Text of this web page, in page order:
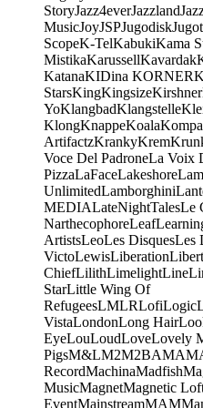
StoryJazz4everJazzland
MusicJoyJSPJugodisk
ScopeK-TelKabukiKama
MistikaKarussellKavardak
KatanaKIDina KORNER
StarsKingKingsizeKirshner
YoKlangbadKlangstelle
KlongKnappeKoala
ArtifactzKrankyKrem
Voce Del PadroneLa Voix
PizzaLaFaceLakeshore
UnlimitedLamborghini
MEDIALateNightTalesLe
NarthecophoreLeaf
ArtistsLeoLes DisquesLes
VictoLewisLiberation
ChiefLilithLimelightLine
StarLittle Wing Of
RefugeesLMLRLofiLogic
VistaLondonLong Hair
EyeLouLoudLoveLovely
PigsM&LM2M2BAMA
RecordMachinaMadfish
MusicMagnetMagnetic
EventMainstreamMAM